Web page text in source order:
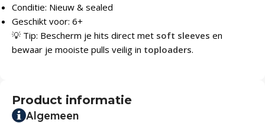
Conditie: Nieuw & sealed
Geschikt voor: 6+
💡 Tip: Bescherm je hits direct met soft sleeves en
bewaar je mooiste pulls veilig in toploaders.
Product informatie
Algemeen